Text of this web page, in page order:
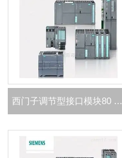
西门子调节型接口模块80 kW代理商